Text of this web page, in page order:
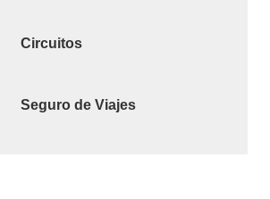
Circuitos
Seguro de Viajes